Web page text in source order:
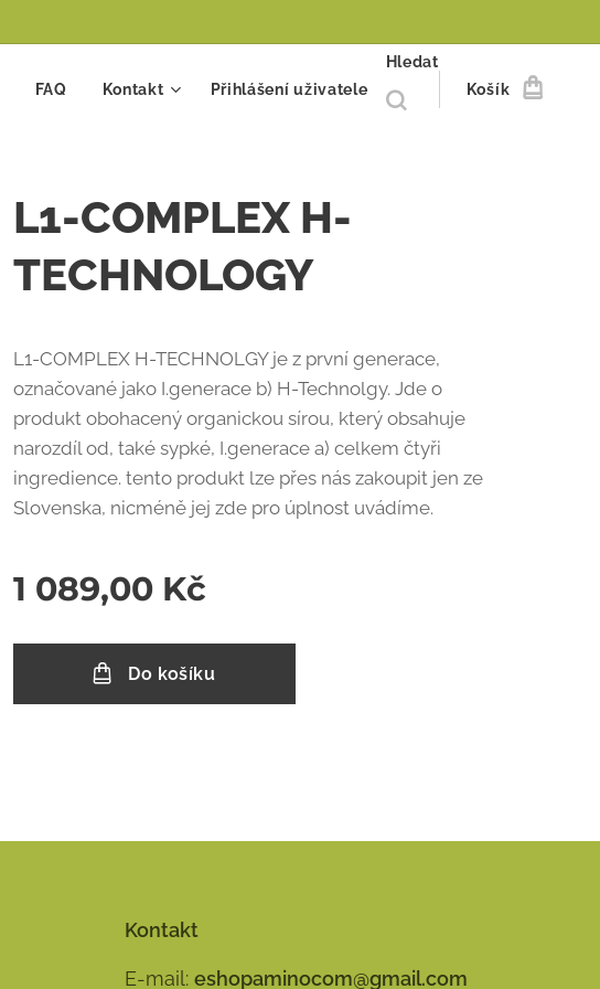
FAQ Kontakt Přihlášení uživatele
Hledat
Košík
L1-COMPLEX H-
TECHNOLOGY
L1-COMPLEX H-TECHNOLGY je z první generace,
označované jako I.generace b) H-Technolgy. Jde o
produkt obohacený organickou sírou, který obsahuje
narozdíl od, také sypké, I.generace a) celkem čtyři
ingredience. tento produkt lze přes nás zakoupit jen ze
Slovenska, nicméně jej zde pro úplnost uvádíme.
1 089,00 Kč
Do košíku
Kontakt
E-mail:eshopaminocom@gmail.com